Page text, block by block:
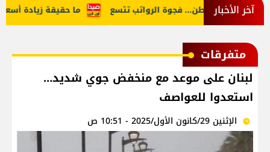
آخر الأخبار ما حقيقة زيادة أسعار النائب والمواطن... فجوة الرواتب تتسع
متفرقات
لبنان على موعد مع منخفض جوي شديد…
استعدوا للعواصف
الإثنين 29/كانون الأول/2025 - 10:51 ص